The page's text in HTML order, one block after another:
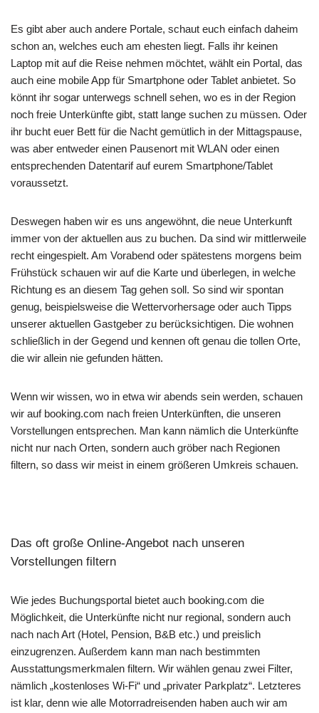
Es gibt aber auch andere Portale, schaut euch einfach daheim
schon an, welches euch am ehesten liegt. Falls ihr keinen
Laptop mit auf die Reise nehmen möchtet, wählt ein Portal, das
auch eine mobile App für Smartphone oder Tablet anbietet. So
könnt ihr sogar unterwegs schnell sehen, wo es in der Region
noch freie Unterkünfte gibt, statt lange suchen zu müssen. Oder
ihr bucht euer Bett für die Nacht gemütlich in der Mittagspause,
was aber entweder einen Pausenort mit WLAN oder einen
entsprechenden Datentarif auf eurem Smartphone/Tablet
voraussetzt.
Deswegen haben wir es uns angewöhnt, die neue Unterkunft
immer von der aktuellen aus zu buchen. Da sind wir mittlerweile
recht eingespielt. Am Vorabend oder spätestens morgens beim
Frühstück schauen wir auf die Karte und überlegen, in welche
Richtung es an diesem Tag gehen soll. So sind wir spontan
genug, beispielsweise die Wettervorhersage oder auch Tipps
unserer aktuellen Gastgeber zu berücksichtigen. Die wohnen
schließlich in der Gegend und kennen oft genau die tollen Orte,
die wir allein nie gefunden hätten.
Wenn wir wissen, wo in etwa wir abends sein werden, schauen
wir auf booking.com nach freien Unterkünften, die unseren
Vorstellungen entsprechen. Man kann nämlich die Unterkünfte
nicht nur nach Orten, sondern auch gröber nach Regionen
filtern, so dass wir meist in einem größeren Umkreis schauen.
Das oft große Online-Angebot nach unseren
Vorstellungen filtern
Wie jedes Buchungsportal bietet auch booking.com die
Möglichkeit, die Unterkünfte nicht nur regional, sondern auch
nach nach Art (Hotel, Pension, B&B etc.) und preislich
einzugrenzen. Außerdem kann man nach bestimmten
Ausstattungsmerkmalen filtern. Wir wählen genau zwei Filter,
nämlich „kostenloses Wi-Fi“ und „privater Parkplatz“. Letzteres
ist klar, denn wie alle Motorradreisenden haben auch wir am